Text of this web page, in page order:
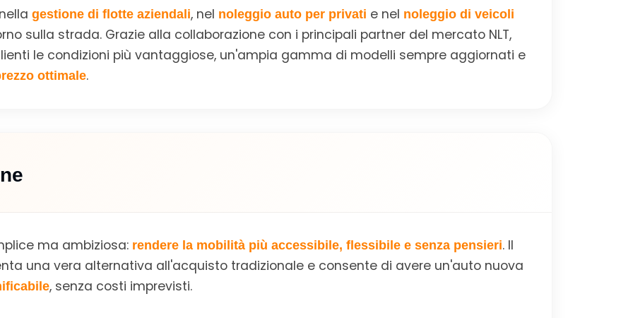
gestione di flotte aziendali, nel noleggio auto per privati e nel noleggio di veicoli
sulla strada. Grazie alla collaborazione con i principali partner del mercato NLT,
le condizioni più vantaggiose, un'ampia gamma di modelli sempre aggiornati e
ottimale.
ma ambiziosa: rendere la mobilità più accessibile, flessibile e senza pensieri. Il
una vera alternativa all'acquisto tradizionale e consente di avere un'auto nuova
, senza costi imprevisti.